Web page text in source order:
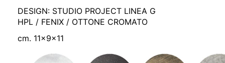
DESIGN: STUDIO PROJECT LINEA G
HPL / FENIX / OTTONE CROMATO
cm. 11x9x11